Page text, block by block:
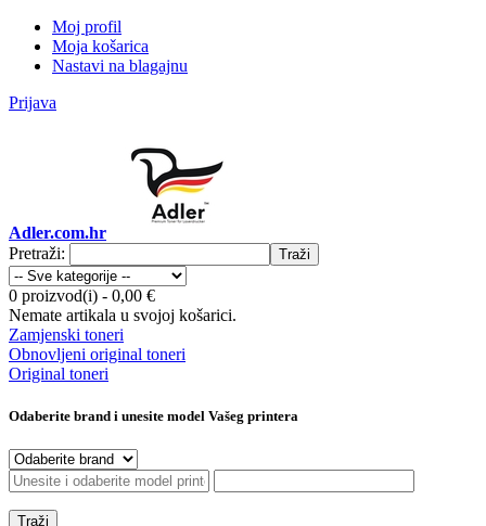
Moj profil
Moja košarica
Nastavi na blagajnu
Prijava
Adler.com.hr
Pretraži:
Traži
0 proizvod(i) - 0,00 €
Nemate artikala u svojoj košarici.
Zamjenski toneri
Obnovljeni original toneri
Original toneri
Odaberite brand i unesite model Vašeg printera
Traži